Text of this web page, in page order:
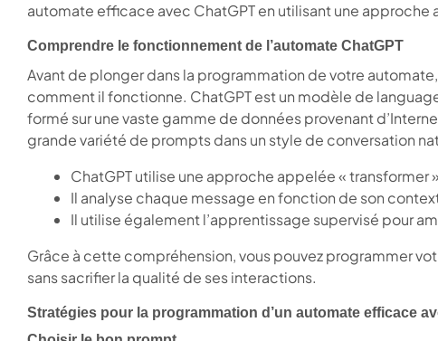
automate efficace avec ChatGPT en utilisant une approche
Comprendre le fonctionnement de l’automate ChatGPT
Avant de plonger dans la programmation de votre
comment il fonctionne. ChatGPT est un modèle de
formé sur une vaste gamme de données provenant
grande variété de prompts dans un style de conversation
ChatGPT utilise une approche appelée «
Il analyse chaque message en fonction de son
Il utilise également l’apprentissage supervisé pour
Grâce à cette compréhension, vous pouvez programmer
sans sacrifier la qualité de ses interactions.
Stratégies pour la programmation d’un automate efficace